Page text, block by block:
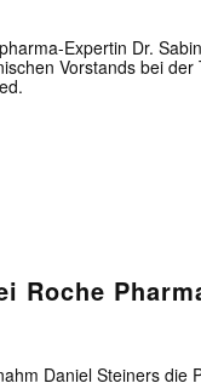
Expertin Dr.
Vorstands bei
Roche
Daniel Steiners die